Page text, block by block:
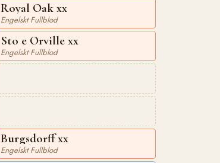
Royal Oak xx
Engelskt Fullblod
Sto e Orville xx
Engelskt Fullblod
Burgsdorff xx
Engelskt Fullblod